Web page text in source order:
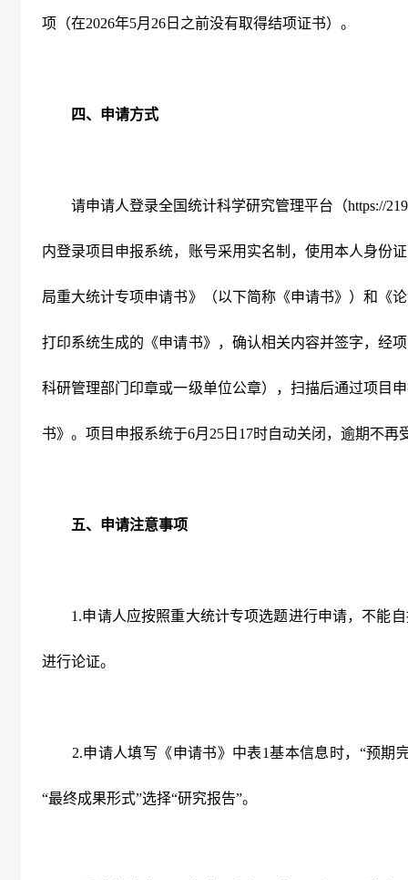
项（在2026年5月 26 日之前没有取得结项证书）。
四、申请方式
请申请人登录全国统计科学研究管理平台（https://
内登录项目申报系统，账号采用实名制，使用本人身份
局重大统计专项申请书》（以下简称《申请书》）和《
打印系统生成的《申请书》，确认相关内容并签字，经
科研管理部门印章或一级单位公章），扫描后通过项目
书》。项目申报系统于6月 25 日 17时自动关闭，逾期不再
五、申请注意事项
1.申请人应按照重大统计专项选题进行申请，不能
进行论证。
2.申请人填写《申请书》中表1基本信息时，“预期
“最终成果形式”选择“研究报告”。